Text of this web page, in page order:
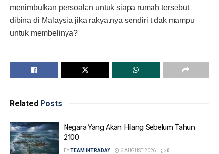
menimbulkan persoalan untuk siapa rumah tersebut
dibina di Malaysia jika rakyatnya sendiri tidak mampu
untuk membelinya?
Related Posts
Negara Yang Akan Hilang Sebelum Tahun
2100
BY TEAM INTRADAY 6 AUGUST 2026 0